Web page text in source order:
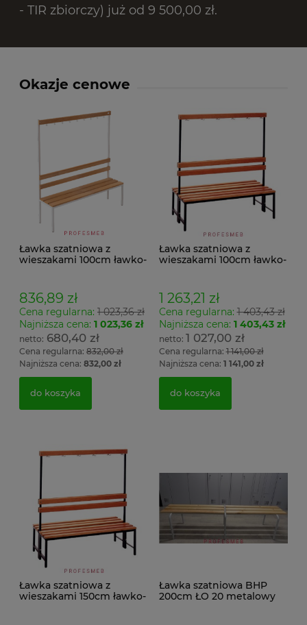
- TIR zbiorczy) już od 9 500,00 zł.
Okazje cenowe
Ławka szatniowa z
wieszakami 100cm ławko-
836,89 zł
Cena regularna: 1 023,36 zł
Najniższa cena: 1 023,36 zł
680,40 zł
Cena regularna: 832,00 zł
Najniższa cena: 832,00 zł
do koszyka
Ławka szatniowa z
wieszakami 100cm ławko-
1 263,21 zł
Cena regularna:1 403,43 zł
Najniższa cena: 1 403,43 zł
1 027,00 zł
Cena regularna:1 141,00 zł
Najniższa cena: 1 141,00 zł
do koszyka
Ławka szatniowa z
wieszakami 150cm ławko-
Ławka szatniowa BHP
200cm ŁO 20 metalowy